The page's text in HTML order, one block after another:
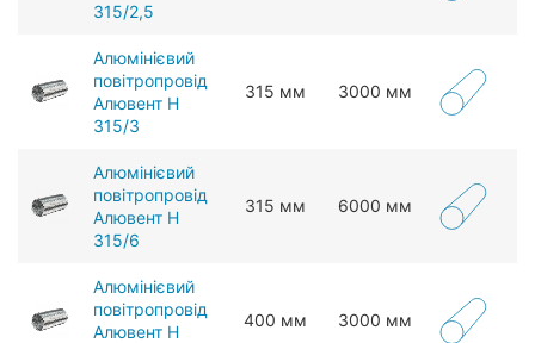
315/2,5
Алюмінієвий
повітропровід
Алювент Н
315/3
315 мм 3000 мм
Алюмінієвий
повітропровід
Алювент Н
315/6
315 мм 6000 мм
Алюмінієвий
повітропровід
Алювент Н
400 мм 3000 мм